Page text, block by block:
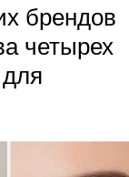
брендов
четырех